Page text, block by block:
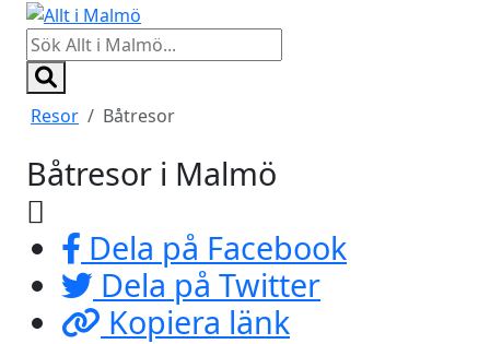
Resor Båtresor
Båtresor i Malmö
Dela på Facebook
Dela på Twitter
Kopiera länk